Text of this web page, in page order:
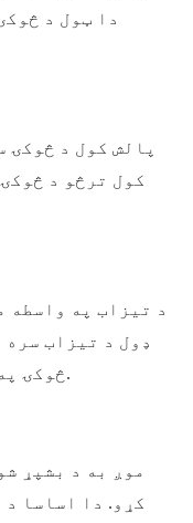
دا ټول د
پالش کول د څوکۍ
کول ترڅو د
د تیزاب په واسطه
ډول د تیزاب
څوکۍ په سطح پورې تړلي ناپاکۍ پاک کړي.
موږ به د بشپړ
کړو. دا اساسا د